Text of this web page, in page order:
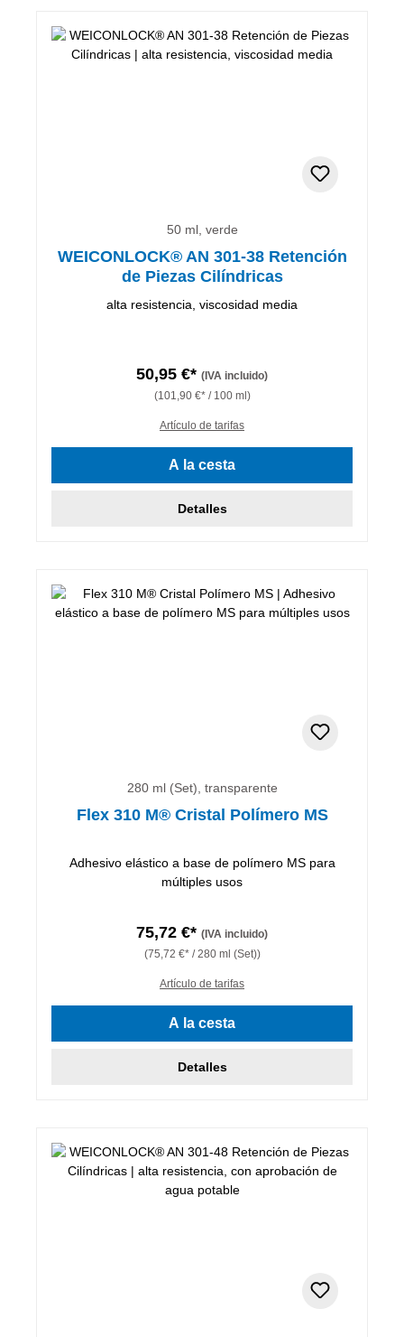
50 ml, verde
WEICONLOCK® AN 301-38 Retención
de Piezas Cilíndricas
alta resistencia, viscosidad media
50,95 €* (IVA incluido)
(101,90 €* / 100 ml)
Artículo de tarifas
A la cesta
Detalles
280 ml (Set), transparente
Flex 310 M® Cristal Polímero MS
Adhesivo elástico a base de polímero MS para
múltiples usos
75,72 €* (IVA incluido)
(75,72 €* / 280 ml (Set))
Artículo de tarifas
A la cesta
Detalles